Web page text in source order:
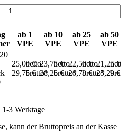
ab 1
VPE
ab 10
VPE
ab 25
VPE
ab 50
VPE
25,00 €
netto
29,75 €
brutto*
23,75 €
netto
28,26 €brutto*
22,50 €
netto
26,78 €
brutto*
21,25
25,29
3 Werktage
kann der Bruttopreis an der Kasse